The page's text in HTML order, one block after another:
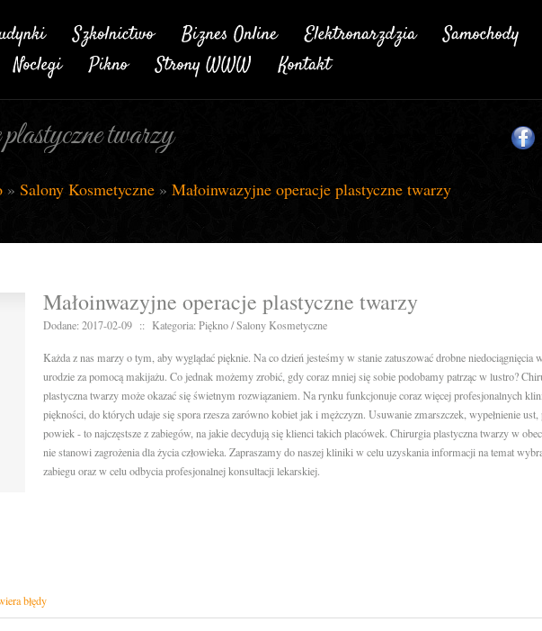
twarzy
» Salony Kosmetyczne » Małoinwazyjne operacje plastyczne twarzy
Małoinwazyjne operacje plastyczne twarzy
Dodane: 2017-02-09 :: Kategoria: Piękno / Salony Kosmetyczne
Każda z nas marzy o tym, aby wyglądać pięknie. Na co dzień jesteśmy w stanie zatuszować drobne niedociągnięcia
urodzie za pomocą makijażu. Co jednak możemy zrobić, gdy coraz mniej się sobie podobamy patrząc w lustro?
plastyczna twarzy może okazać się świetnym rozwiązaniem. Na rynku funkcjonuje coraz więcej profesjonalnych
piękności, do których udaje się spora rzesza zarówno kobiet jak i mężczyzn. Usuwanie zmarszczek, wypełnienie ust,
powiek - to najczęstsze z zabiegów, na jakie decydują się klienci takich placówek. Chirurgia plastyczna twarzy w
nie stanowi zagrożenia dla życia człowieka. Zapraszamy do naszej kliniki w celu uzyskania informacji na temat
zabiegu oraz w celu odbycia profesjonalnej konsultacji lekarskiej.
błędy